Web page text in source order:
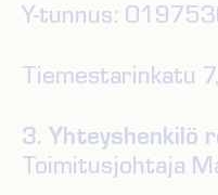
Y-tunnus:
Tiemestarinkatu
3. Yhteyshenkilö
Toimitusjohtaja